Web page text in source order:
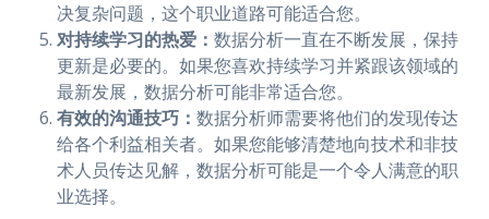
决复杂问题，这个职业道路可能适合您。
对持续学习的热爱： 数据分析一直在不断发展，保持
更新是必要的。如果您喜欢持续学习并紧跟该领域的
最新发展，数据分析可能非常适合您。
有效的沟通技巧： 数据分析师需要将他们的发现传达
给各个利益相关者。如果您能够清楚地向技术和非技
术人员传达见解，数据分析可能是一个令人满意的职
业选择。